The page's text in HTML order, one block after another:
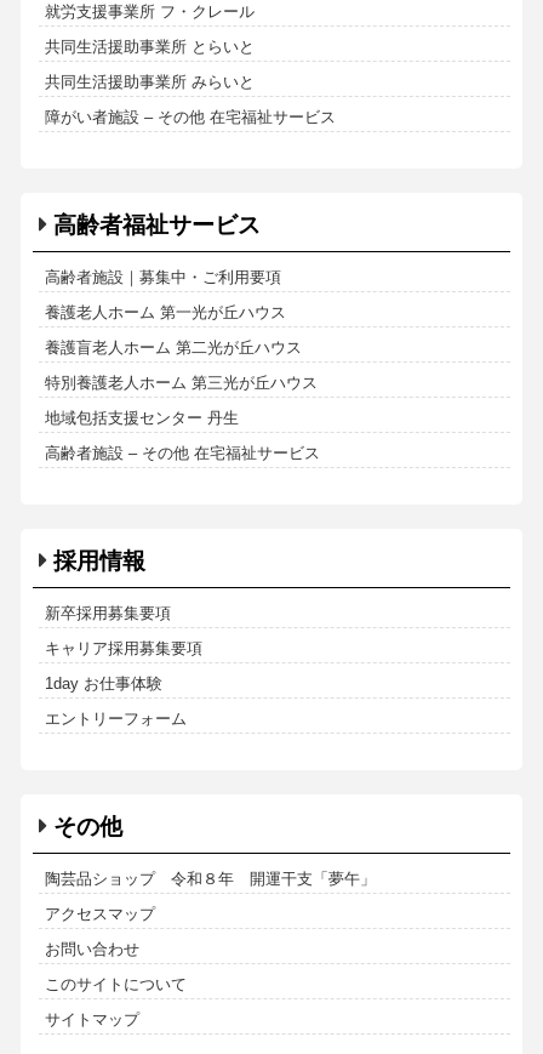
就労支援事業所 フ・クレール
共同生活援助事業所 とらいと
共同生活援助事業所 みらいと
障がい者施設 – その他 在宅福祉サービス
高齢者福祉サービス
高齢者施設｜募集中・ご利用要項
養護老人ホーム 第一光が丘ハウス
養護盲老人ホーム 第二光が丘ハウス
特別養護老人ホーム 第三光が丘ハウス
地域包括支援センター 丹生
高齢者施設 – その他 在宅福祉サービス
採用情報
新卒採用募集要項
キャリア採用募集要項
1day お仕事体験
エントリーフォーム
その他
陶芸品ショップ 令和８年 開運干支「夢午」
アクセスマップ
お問い合わせ
このサイトについて
サイトマップ